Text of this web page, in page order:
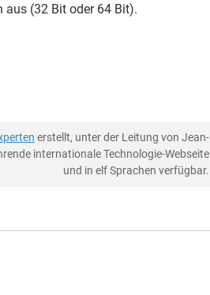
aus (32 Bit oder 64 Bit).
erstellt, unter der Leitung von Jean-
internationale Technologie-Webseite
und in elf Sprachen verfügbar.